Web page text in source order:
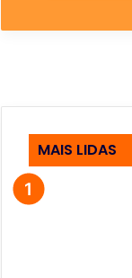
MAIS LIDAS